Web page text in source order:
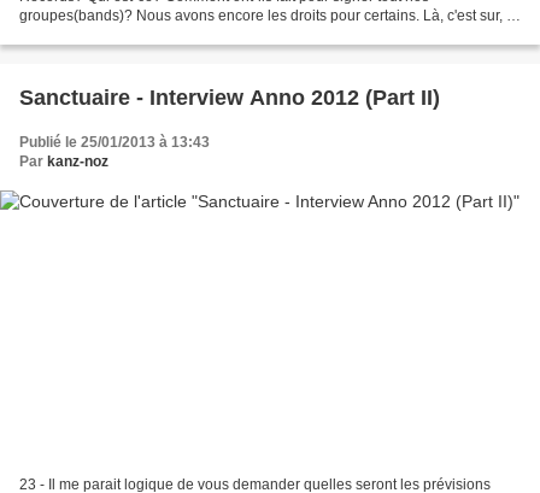
groupes(bands)? Nous avons encore les droits pour certains. Là, c'est sur, ils
Sanctuaire - Interview Anno 2012 (Part II)
Publié le 25/01/2013 à 13:43
Par kanz-noz
23 - Il me parait logique de vous demander quelles seront les prévisions